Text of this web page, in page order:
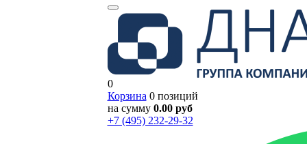
0
Корзина 0 позиций
на сумму 0.00 руб
+7 (495) 232-29-32